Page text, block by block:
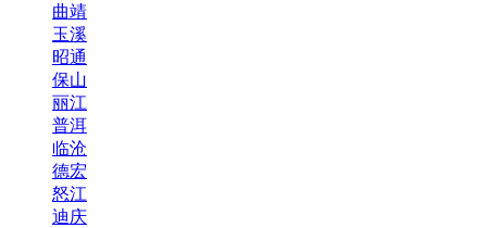
曲靖
玉溪
昭通
保山
丽江
普洱
临沧
德宏
怒江
迪庆